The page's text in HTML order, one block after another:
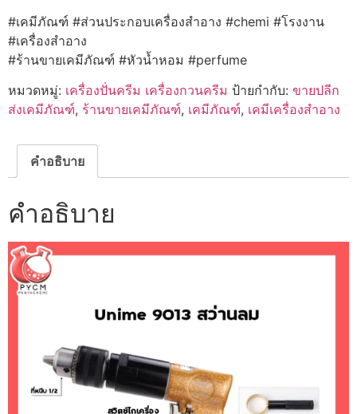
#เคมีภัณฑ์ #ส่วนประกอบเครื่องสำอาง #chemi #โรงงาน
#เครื่องสำอาง
#ร้านขายเคมีภัณฑ์ #หัวน้ำหอม #perfume
หมวดหมู่: เครื่องปั่นครีม เครื่องกวนครีม ป้ายกำกับ: ขายปลีก
ส่งเคมีภัณฑ์, ร้านขายเคมีภัณฑ์, เคมีภัณฑ์, เคมีเครื่องสำอาง
คำอธิบาย
คำอธิบาย